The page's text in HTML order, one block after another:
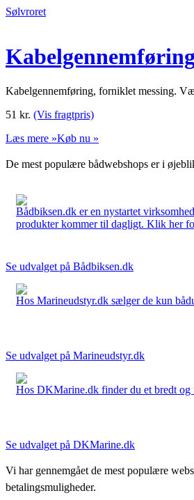
Sølvroret
Kabelgennemføring, forniklet messing.
51 kr. (Vis fragtpris)
Læs mere »Køb nu »
De mest populære bådwebshops er i
Bådbiksen.dk er en nystartet
produkter kommer til dagligt. Klik her
Se udvalget på Bådbiksen.dk
Hos Marineudstyr.dk sælger de kun
Se udvalget på Marineudstyr.dk
Hos DKMarine.dk finder du et bredt og
Se udvalget på DKMarine.dk
Vi har gennemgået de mest populære
betalingsmuligheder.